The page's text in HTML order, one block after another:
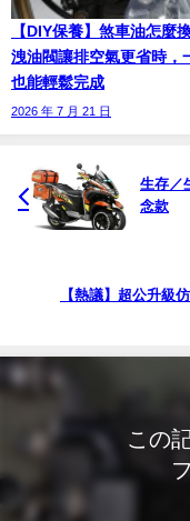
【DIY保養】煞車油怎麼
洩油閥讓排空氣更省時，
也能輕鬆完成
2026 年 7 月 21 日
生存／
念款
【熱議】超公升級
この